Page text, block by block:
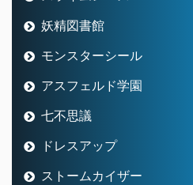
妖精図書館
モンスターシール
アスフェルド学園
七不思議
ドレスアップ
ストームカイザー